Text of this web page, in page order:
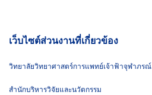
เว็บไซต์ส่วนงานที่เกี่ยวข้อง
วิทยาลัยวิทยาศาสตร์การแพทย์เจ้าฟ้าจุฬาภรณ์
สำนักบริหารวิจัยและนวัตกรรม